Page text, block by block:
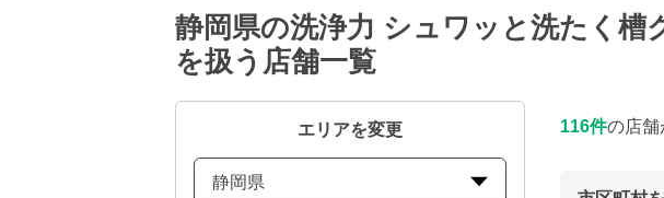
静岡県の洗浄力 シュワッと洗たく
を扱う店舗一覧
エリアを変更
静岡県
116件の店舗